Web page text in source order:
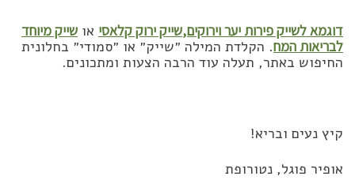
דוגמא לשייקפירות יער וירוקים,שייק ירוק קלאסי או שייק מיוחד
לבריאות המח. הקלדת המילה ״שייק״ או ״סמודי״ בחלונית
החיפוש באתר, תעלה עוד הרבה הצעות ומתכונים.
קיץ נעים ובריא!
אופיר פוגל, נטורופת